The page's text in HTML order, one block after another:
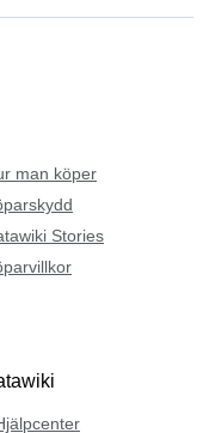
man köper
Stories